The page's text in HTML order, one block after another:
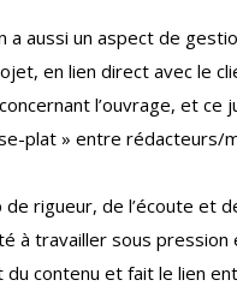
aussi un aspect de
en lien direct avec le
l’ouvrage, et ce
plat » entre
rigueur, de l’écoute et
à travailler sous pression
contenu et fait le lien